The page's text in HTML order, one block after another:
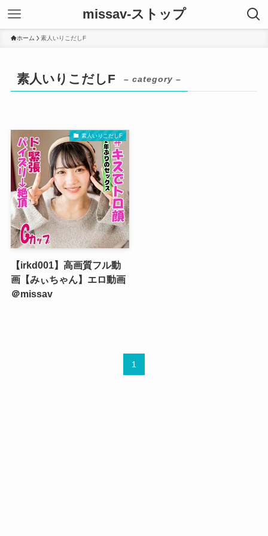
missav-ストップ
ホーム 素人いりこだしF
素人いりこだしF – category –
素人いりこだしF
【irkd001】高画質フル動
画【みぃちゃん】エロ動画
＠missav
1